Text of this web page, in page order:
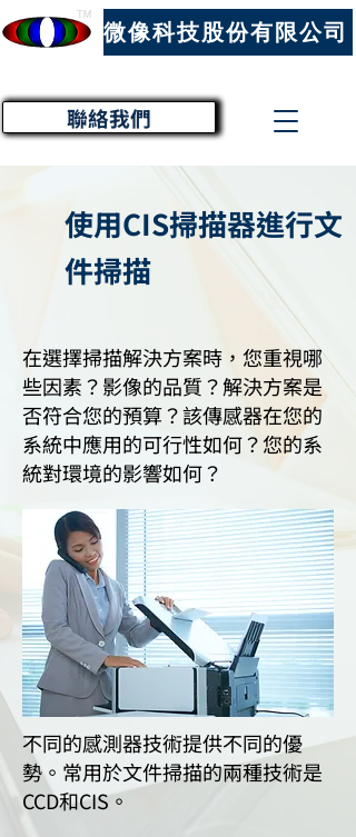
聯絡我們
微像科技股份有限公司
™
使用CIS掃描器進行文
件掃描
在選擇掃描解決方案時，您重視哪
些因素？影像的品質？解決方案是
否符合您的預算？該傳感器在您的
系統中應用的可行性如何？您的系
統對環境的影響如何？
不同的感測器技術提供不同的優
勢。常用於文件掃描的兩種技術是
CCD和CIS。